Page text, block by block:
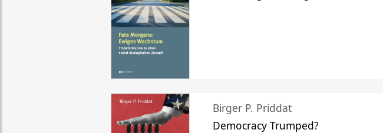
Birger P. Priddat
Democracy Trumped?